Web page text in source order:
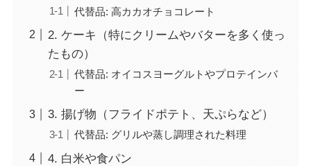
代替品: 高カカオチョコレート
2. ケーキ（特にクリームやバターを多く使っ
たもの）
代替品: オイコスヨーグルトやプロテインバ
ー
3. 揚げ物（フライドポテト、天ぷらなど）
代替品: グリルや蒸し調理された料理
4. 白米や食パン